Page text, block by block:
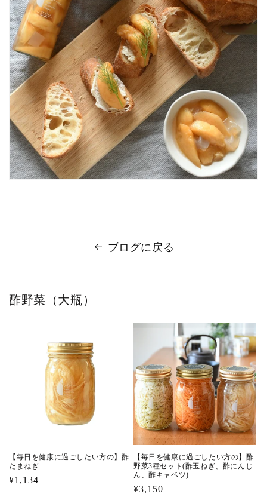
ブログに戻る
酢野菜（大瓶）
【毎日を健康に過ごしたい方の】酢
たまねぎ
通
¥1,134
【毎日を健康に過ごしたい方の】酢
野菜3種セット(酢玉ねぎ、酢にんじ
ん、酢キャベツ)
通
¥3,150